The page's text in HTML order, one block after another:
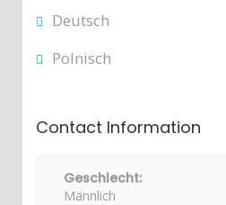
Deutsch
Polnisch
Contact Information
Geschlecht:
Männlich